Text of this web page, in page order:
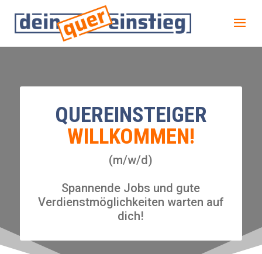
QUEREINSTEIGER
WILLKOMMEN!
(m/w/d)
Spannende Jobs und gute
Verdienstmöglichkeiten warten auf
dich!